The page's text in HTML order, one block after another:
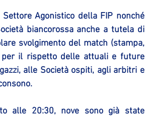
Agonistico della FIP nonché
biancorossa anche a tutela di
svolgimento del match (stampa,
per il rispetto delle attuali e future
alle Società ospiti, agli arbitri e
alle 20:30, nove sono già state